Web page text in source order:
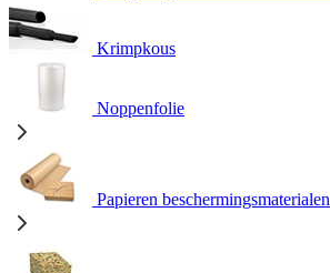
Krimpkous
Noppenfolie
Papieren beschermingsmaterialen